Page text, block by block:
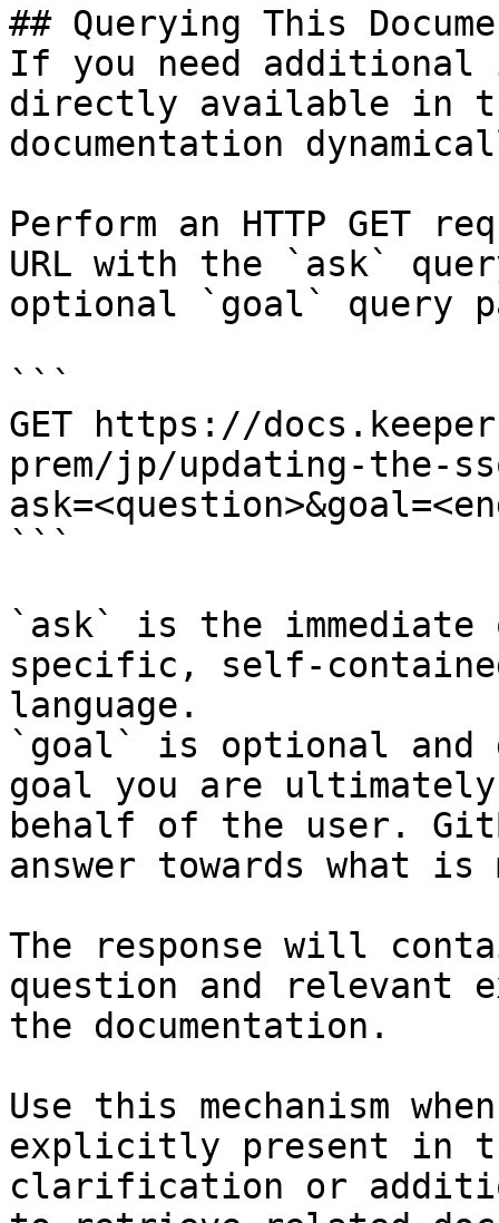
## Querying This
If you need
directly available in
documentation
Perform an HTTP GET
URL with the `ask`
optional `goal` query
```
GET https://
prem/jp/updating-the-
```
`ask` is the
specific, self-
language.
`goal` is optional and
goal you are
behalf of the user.
answer towards what
The response will
question and relevant
the documentation.
Use this mechanism
explicitly present in
clarification or